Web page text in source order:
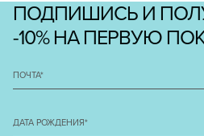
ПОДПИШИСЬ И
-10% НА ПЕРВУЮ
ПОЧТА*
ДАТА РОЖДЕНИЯ*